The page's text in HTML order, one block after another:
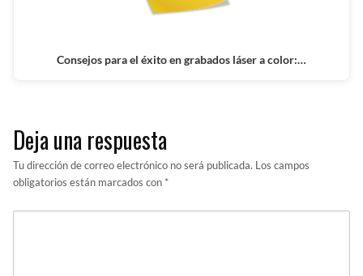
Consejos para el éxito en grabados láser a color:…
Deja una respuesta
Tu dirección de correo electrónico no será publicada. Los campos
obligatorios están marcados con *